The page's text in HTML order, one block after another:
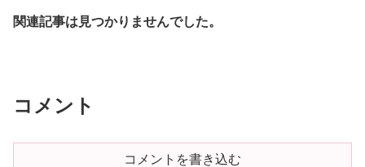
関連記事は見つかりませんでした。
コメント
コメントを書き込む